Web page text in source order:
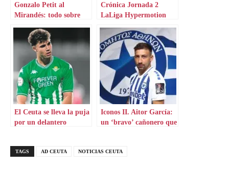
Gonzalo Petit al
Mirandés: todo sobre
Crónica Jornada 2
LaLiga Hypermotion
El Ceuta se lleva la puja
por un delantero
Iconos II. Aitor García:
un ‘bravo’ cañonero que
TAGS AD CEUTA NOTICIAS CEUTA